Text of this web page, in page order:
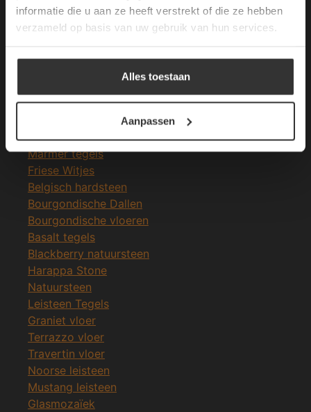
informatie die u aan ze heeft verstrekt of die ze hebben
verzameld op basis van uw gebruik van hun services.
Alles toestaan
Aanpassen
Natuursteen vloeren
Terrastegels
Leisteen terrastegels
Marmer vloer
Marmer tegels
Friese Witjes
Belgisch hardsteen
Bourgondische Dallen
Bourgondische vloeren
Basalt tegels
Blackberry natuursteen
Harappa Stone
Natuursteen
Leisteen Tegels
Graniet vloer
Terrazzo vloer
Travertin vloer
Noorse leisteen
Mustang leisteen
Glasmozaïek
ALLES ACCEPTEREN
ALLES AFWIJZEN
DETAILS WEERGEVEN